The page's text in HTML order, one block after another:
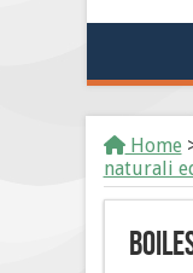
Home
naturali